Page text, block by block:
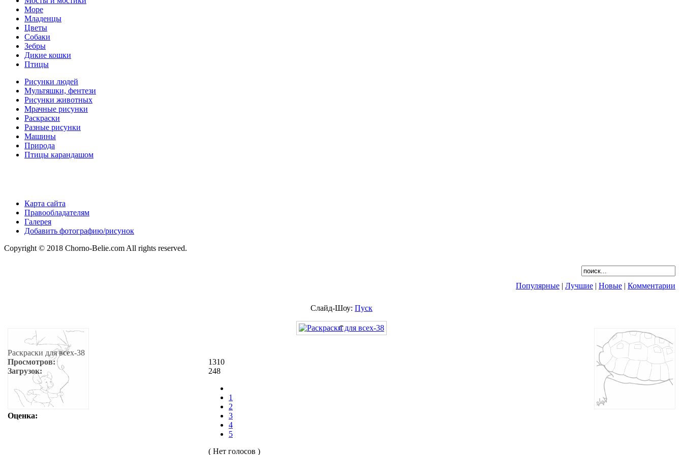
Море
Младенцы
Цветы
Собаки
Зебры
Дикие кошки
Птицы
Рисунки людей
Мультяшки, фентези
Рисунки животных
Мрачные рисунки
Раскраски
Разные рисунки
Машины
Природа
Птицы карандашом
Карта сайта
Правообладателям
Галерея
Добавить фотографию/рисунок
Copyright © 2018 Chorno-Belie.com All rights reserved.
Популярные | Лучшие | Новые | Комментарии
Слайд-Шоу: Пуск
Раскраски для всех-38
Просмотров:
1310
Загрузок:
248
Оценка:
1
2
3
4
5
( Нет голосов )